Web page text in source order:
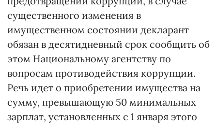
существенного изменения в
имущественном состоянии декларант
обязан в десятидневный срок сообщить об
этом Национальному агентству по
вопросам противодействия коррупции.
Речь идет о приобретении имущества на
сумму, превышающую 50 минимальных
зарплат, установленных с 1 января этого